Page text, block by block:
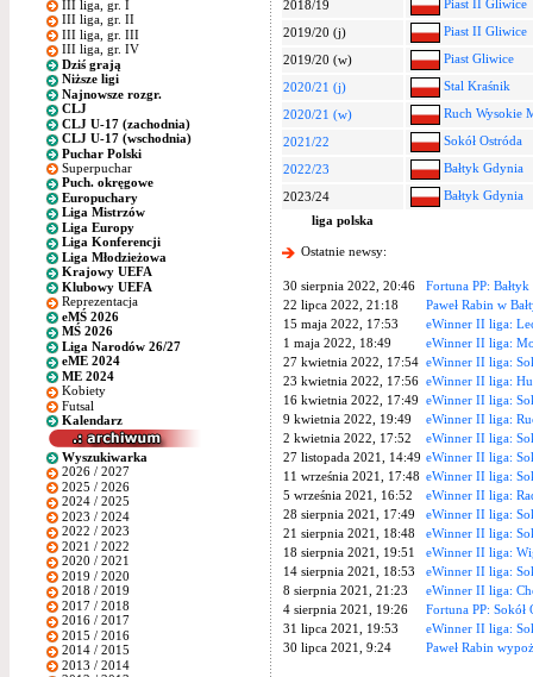
III liga, gr. I
III liga, gr. II
III liga, gr. III
III liga, gr. IV
Dziś grają
Niższe ligi
Najnowsze rozgr.
CLJ
CLJ U-17 (zachodnia)
CLJ U-17 (wschodnia)
Puchar Polski
Superpuchar
Puch. okręgowe
Europuchary
Liga Mistrzów
Liga Europy
Liga Konferencji
Liga Młodzieżowa
Krajowy UEFA
Klubowy UEFA
Reprezentacja
eMŚ 2026
MŚ 2026
Liga Narodów 26/27
eME 2024
ME 2024
Kobiety
Futsal
Kalendarz
Wyszukiwarka
2026 / 2027
2025 / 2026
2024 / 2025
2023 / 2024
2022 / 2023
2021 / 2022
2020 / 2021
2019 / 2020
2018 / 2019
2017 / 2018
2016 / 2017
2015 / 2016
2014 / 2015
2013 / 2014
2018/19
Piast II Gliwice
2019/20 (j)
Piast II Gliwice
2019/20 (w)
Piast Gliwice
2020/21 (j)
Stal Kraśnik
2020/21 (w)
Ruch Wysokie
2021/22
Sokół Ostróda
2022/23
Bałtyk Gdynia
2023/24
Bałtyk Gdynia
liga polska
Ostatnie newsy:
30 sierpnia 2022, 20:46
Fortuna PP:
22 lipca 2022, 21:18
Paweł Rabin w
15 maja 2022, 17:53
eWinner II liga:
1 maja 2022, 18:49
eWinner II liga:
27 kwietnia 2022, 17:54 eWinner II liga:
23 kwietnia 2022, 17:56 eWinner II liga:
16 kwietnia 2022, 17:49 eWinner II liga:
9 kwietnia 2022, 19:49
eWinner II liga:
2 kwietnia 2022, 17:52
eWinner II liga:
27 listopada 2021, 14:49 eWinner II liga:
11 września 2021, 17:48 eWinner II liga:
5 września 2021, 16:52
eWinner II liga:
28 sierpnia 2021, 17:49
eWinner II liga:
21 sierpnia 2021, 18:48
eWinner II liga:
18 sierpnia 2021, 19:51
eWinner II liga:
14 sierpnia 2021, 18:53
eWinner II liga:
8 sierpnia 2021, 21:23
eWinner II liga:
4 sierpnia 2021, 19:26
Fortuna PP: Sokół
31 lipca 2021, 19:53
eWinner II liga:
30 lipca 2021, 9:24
Paweł Rabin